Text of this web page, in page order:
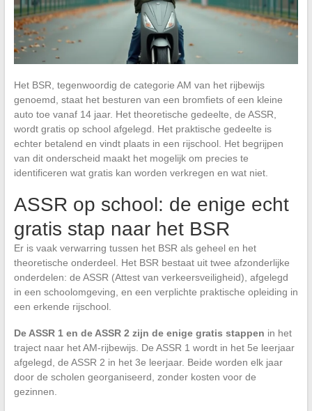
Het BSR, tegenwoordig de categorie AM van het rijbewijs
genoemd, staat het besturen van een bromfiets of een kleine
auto toe vanaf 14 jaar. Het theoretische gedeelte, de ASSR,
wordt gratis op school afgelegd. Het praktische gedeelte is
echter betalend en vindt plaats in een rijschool. Het begrijpen
van dit onderscheid maakt het mogelijk om precies te
identificeren wat gratis kan worden verkregen en wat niet.
ASSR op school: de enige echt
gratis stap naar het BSR
Er is vaak verwarring tussen het BSR als geheel en het
theoretische onderdeel. Het BSR bestaat uit twee afzonderlijke
onderdelen: de ASSR (Attest van verkeersveiligheid), afgelegd
in een schoolomgeving, en een verplichte praktische opleiding in
een erkende rijschool.
De ASSR 1 en de ASSR 2 zijn de enige gratis stappen in het
traject naar het AM-rijbewijs. De ASSR 1 wordt in het 5e leerjaar
afgelegd, de ASSR 2 in het 3e leerjaar. Beide worden elk jaar
door de scholen georganiseerd, zonder kosten voor de
gezinnen.